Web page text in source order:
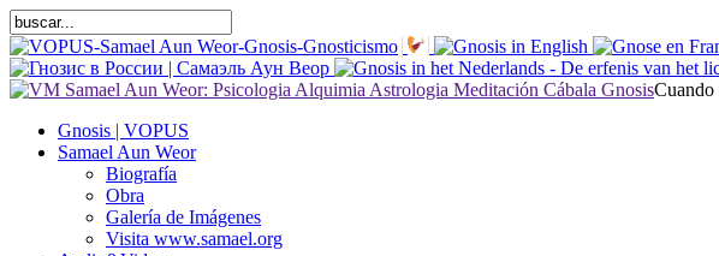
Cuando
Gnosis | VOPUS
Samael Aun Weor
Biografía
Obra
Galería de Imágenes
Visita www.samael.org